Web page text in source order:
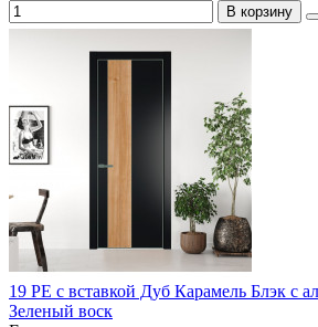
В корзину
19 PE с вставкой Дуб Карамель Блэк с
Зеленый воск